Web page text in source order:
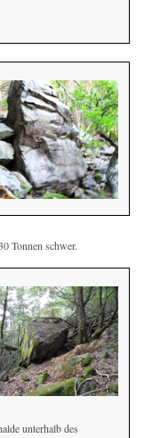
Tonnen schwer.
unterhalb des